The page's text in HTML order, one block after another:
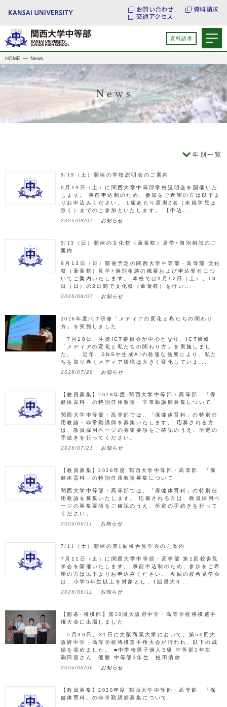
お問い合わせ
資料請求
交通アクセス
資料請求
HOME News
年別一覧
9/19（土）開催の学校説明会のご案内
9月19日（土）に関西大学中等部学校説明会を開催いた
します。 事前申込制のため、参加をご希望の方は以下よ
りお申込みください。 1組あたり原則2名（未就学児は
除く）までのご参加といたします。 【申込...
2026/08/07
お知らせ
9/13（日）開催の文化祭（葦葉祭）見学+個別相談のご
案内
9月13日（日）開催予定の関西大学中等部・高等部 文化
祭（葦葉祭）見学+個別相談の概要および申込受付につ
いてご案内いたします。 本校では9月12日（土）、13
日（日）の2日間で文化祭（葦葉祭）を行い...
2026/08/07
お知らせ
2026年度ICT研修「メディアの変化と私たちの関わり
方」を実施しました
7月18日、生徒ICT委員会が中心となり、ICT研修
「メディアの変化と私たちの関わり方」を実施しまし
た。 近年、SNSや生成AIの急速な発展により、私た
ちを取り巻くメディア環境は大きく変化していま...
2026/07/28
お知らせ
【教員募集】2026年度 関西大学中等部・高等部 「保
健体育科」の特別任用教諭・非常勤講師募集について
関西大学中等部・高等部では、「保健体育科」の特別任
用教諭・非常勤講師を募集いたします。 応募される方
は、教員採用ページの募集要項をご確認のうえ、所定の
手続きを行ってください。
2026/07/21
お知らせ
【教員募集】2026年度 関西大学中等部・高等部 「保
健体育科」の特別任用教諭募集について
関西大学中等部・高等部では、「保健体育科」の特別任
用教諭を募集いたします。 応募される方は、教員採用ペ
ージの募集要項をご確認のうえ、所定の手続きを行って
ください。
2026/06/11
お知らせ
7/11（土）開催の第1回校舎見学会のご案内
7月11日（土）に関西大学中等部・高等部 第1回校舎見
学会を開催いたします。 事前申込制のため、参加をご希
望の方は以下よりお申込みください。 今回の校舎見学会
は、小学5年生以上を対象とし、1組最大3...
2026/06/11
お知らせ
【囲碁･将棋部】第50回大阪府中学・高等学校将棋選手
権大会に出場しました
5月30日、31日に大阪商業大学において、第50回大
阪府中学・高等学校将棋選手権大会が行われ、以下の成
績を収めました。 ■中学校男子個人S級 中等部1年生
駒田葵さん 優勝 中等部3年生 植田清佑...
2026/06/06
お知らせ
【教員募集】2026年度 関西大学中等部・高等部 「保
健体育科」の非常勤講師募集について